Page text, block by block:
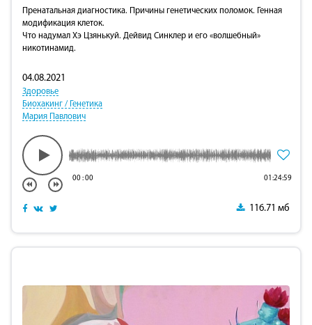
Пренатальная диагностика. Причины генетических поломок. Генная
модификация клеток.
Что надумал Хэ Цзянькуй. Дейвид Синклер и его «волшебный»
никотинамид.
04.08.2021
Здоровье
Биохакинг / Генетика
Мария Павлович
00:00 01:24:59
116.71 мб